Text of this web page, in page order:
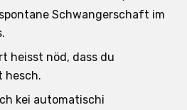
Schwangerschaft im
heisst nöd, dass du
hesch.
kei automatischi